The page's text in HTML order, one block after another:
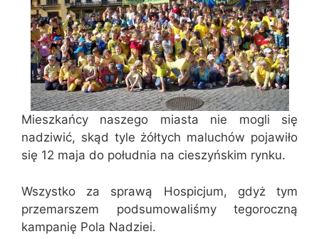
Mieszkańcy naszego miasta nie mogli się
nadziwić, skąd tyle żółtych maluchów pojawiło
się 12 maja do południa na cieszyńskim rynku.
Wszystko za sprawą Hospicjum, gdyż tym
przemarszem podsumowaliśmy tegoroczną
kampanię Pola Nadziei.